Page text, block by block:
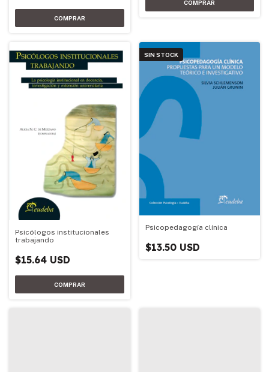
Psicólogos institucionales
trabajando
$15.64 USD
SIN STOCK
Psicopedagogía clínica
$13.50 USD